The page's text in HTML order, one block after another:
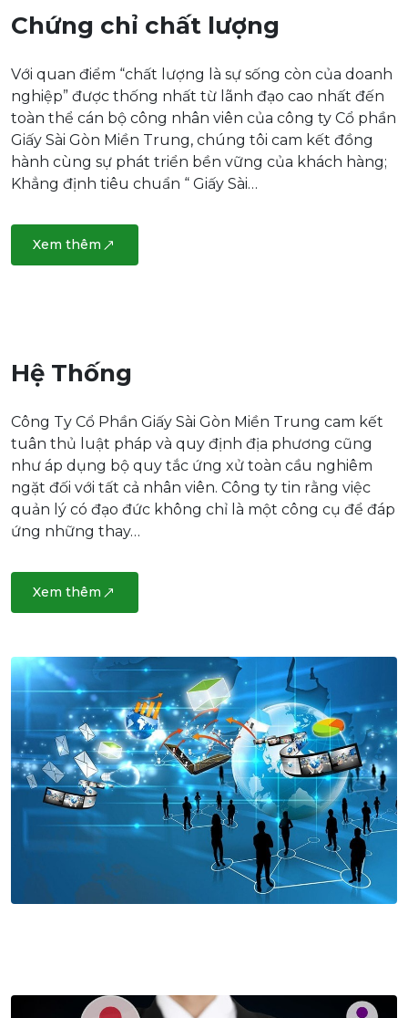
Chứng chỉ chất lượng
Với quan điểm “chất lượng là sự sống còn của doanh
nghiệp” được thống nhất từ lãnh đạo cao nhất đến
toàn thể cán bộ công nhân viên của công ty Cổ phần
Giấy Sài Gòn Miền Trung, chúng tôi cam kết đồng
hành cùng sự phát triển bền vững của khách hàng;
Khẳng định tiêu chuẩn “ Giấy Sài…
Xem thêm
Hệ Thống
Công Ty Cổ Phần Giấy Sài Gòn Miền Trung cam kết
tuân thủ luật pháp và quy định địa phương cũng
như áp dụng bộ quy tắc ứng xử toàn cầu nghiêm
ngặt đối với tất cả nhân viên. Công ty tin rằng việc
quản lý có đạo đức không chỉ là một công cụ để đáp
ứng những thay…
Xem thêm